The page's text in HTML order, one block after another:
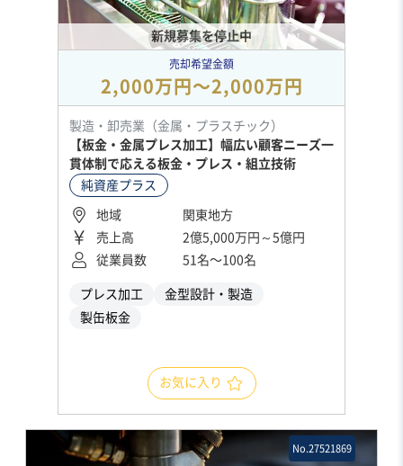
新規募集を停止中
売却希望金額
2,000万円〜2,000万円
製造・卸売業（金属・プラスチック）
【板金・金属プレス加工】幅広い顧客ニーズ一
貫体制で応える板金・プレス・組立技術
純資産プラス
地域
関東地方
売上高
2億5,000万円～5億円
従業員数
51名〜100名
プレス加工
金型設計・製造
製缶板金
お気に入り
No.27521869